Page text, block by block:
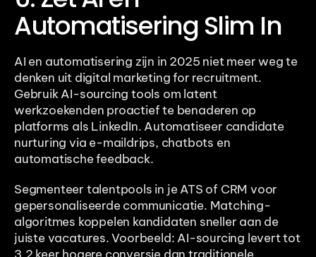
Automatisering Slim In
AI en automatisering zijn in 2025 niet meer weg te
denken uit digital marketing for recruitment.
Gebruik AI-sourcing tools om latent
werkzoekenden proactief te benaderen op
platforms als LinkedIn. Automatiseer candidate
nurturing via e-maildrips, chatbots en
automatische feedback.
Segmenteer talentpools in je ATS of CRM voor
gepersonaliseerde communicatie. Matching-
algoritmes koppelen kandidaten sneller aan de
juiste vacatures. Voorbeeld: AI-sourcing levert tot